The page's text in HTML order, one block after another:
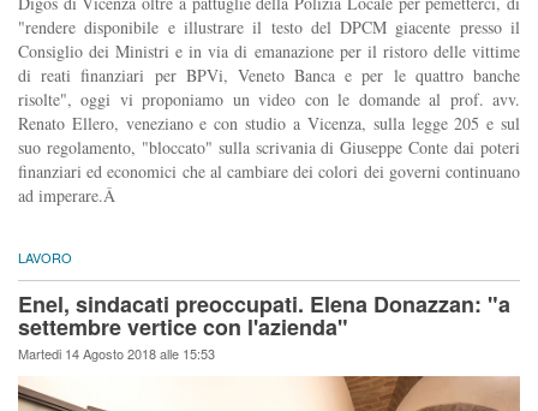
"rendere disponibile e illustrare il testo del DPCM giacente presso il
Consiglio dei Ministri e in via di emanazione per il ristoro delle vittime
di reati finanziari per BPVi, Veneto Banca e per le quattro banche
risolte", oggi vi proponiamo un video con le domande al prof. avv.
Renato Ellero, veneziano e con studio a Vicenza, sulla legge 205 e sul
suo regolamento, "bloccato" sulla scrivania di Giuseppe Conte dai poteri
finanziari ed economici che al cambiare dei colori dei governi continuano
ad imperare.Â
LAVORO
Enel, sindacati preoccupati. Elena Donazzan: "a
settembre vertice con l'azienda"
Martedi 14 Agosto 2018 alle 15:53